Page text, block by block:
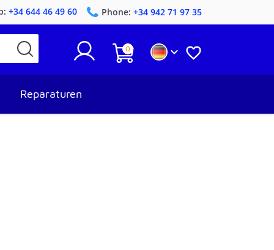
+34 644 46 49 60 Phone: +34 942 71 97 35
0  
Reparaturen